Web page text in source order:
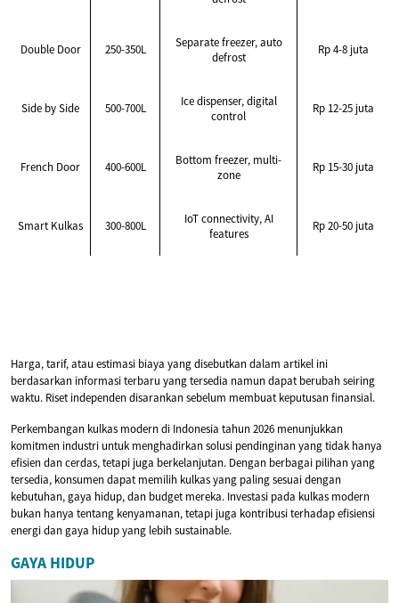
Double Door 250-350L
Separate freezer, auto
defrost
Rp 4-8 juta
Side by Side 500-700L
Ice dispenser, digital
control
Rp 12-25 juta
French Door 400-600L
Bottom freezer, multi-
zone
Rp 15-30 juta
Smart Kulkas 300-800L
IoT connectivity, AI
features
Rp 20-50 juta
Harga, tarif, atau estimasi biaya yang disebutkan dalam artikel ini
berdasarkan informasi terbaru yang tersedia namun dapat berubah seiring
waktu. Riset independen disarankan sebelum membuat keputusan finansial.
Perkembangan kulkas modern di Indonesia tahun 2026 menunjukkan
komitmen industri untuk menghadirkan solusi pendinginan yang tidak hanya
efisien dan cerdas, tetapi juga berkelanjutan. Dengan berbagai pilihan yang
tersedia, konsumen dapat memilih kulkas yang paling sesuai dengan
kebutuhan, gaya hidup, dan budget mereka. Investasi pada kulkas modern
bukan hanya tentang kenyamanan, tetapi juga kontribusi terhadap efisiensi
energi dan gaya hidup yang lebih sustainable.
GAYA HIDUP